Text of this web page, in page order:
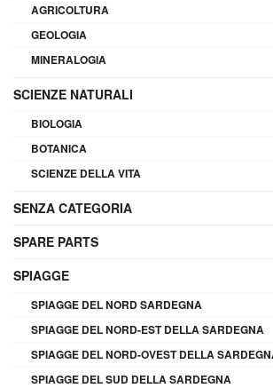
AGRICOLTURA
GEOLOGIA
MINERALOGIA
SCIENZE NATURALI
BIOLOGIA
BOTANICA
SCIENZE DELLA VITA
SENZA CATEGORIA
SPARE PARTS
SPIAGGE
SPIAGGE DEL NORD SARDEGNA
SPIAGGE DEL NORD-EST DELLA SARDEGNA
SPIAGGE DEL NORD-OVEST DELLA
SPIAGGE DEL SUD DELLA SARDEGNA